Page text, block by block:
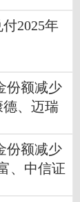
2025年
份额减少
德、迈瑞
份额减少
、中信证